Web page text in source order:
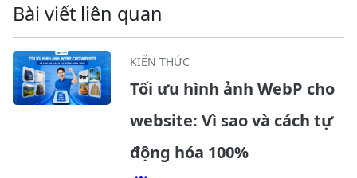
Bài viết liên quan
KIẾN THỨC
Tối ưu hình ảnh WebP cho
website: Vì sao và cách tự
động hóa 100%